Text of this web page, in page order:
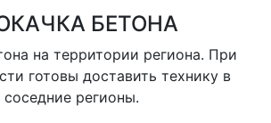
БЕТОНА
на территории региона. При
готовы доставить технику в
соседние регионы.